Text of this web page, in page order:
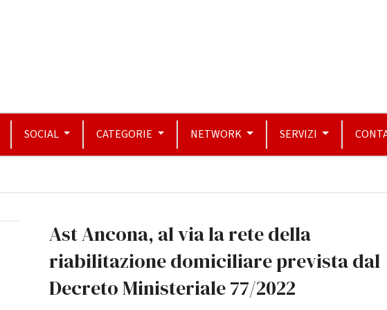
SOCIAL CATEGORIE NETWORK SERVIZI
Ast Ancona, al via la rete della
riabilitazione domiciliare prevista dal
Decreto Ministeriale 77/2022